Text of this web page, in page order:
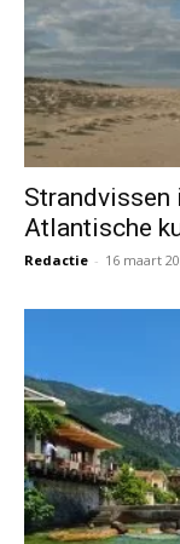
Strandvissen
Atlantische
Redactie - 16 maart